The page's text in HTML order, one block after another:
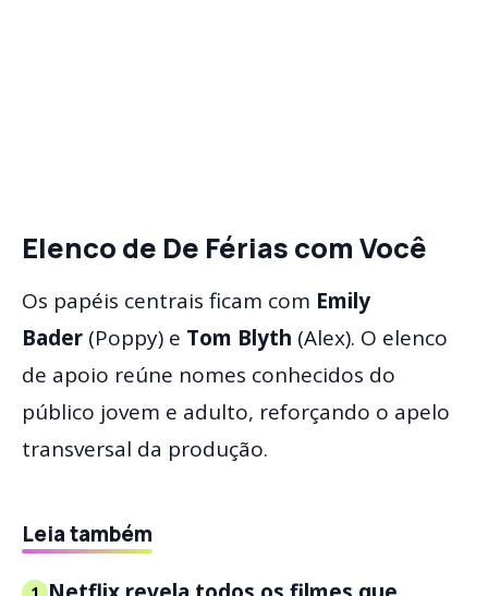
Elenco de De Férias com Você
Os papéis centrais ficam com Emily
Bader (Poppy) e Tom Blyth (Alex). O elenco
de apoio reúne nomes conhecidos do
público jovem e adulto, reforçando o apelo
transversal da produção.
Leia também